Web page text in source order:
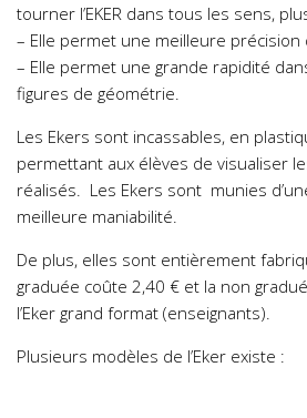
tourner l’EKER dans tous les sens,
– Elle permet une meilleure précision
– Elle permet une grande rapidité
figures de géométrie.
Les Ekers sont incassables, en
permettant aux élèves de visualiser
réalisés. Les Ekers sont munies
meilleure maniabilité.
De plus, elles sont entièrement
graduée coûte 2,40 € et la non
l’Eker grand format (enseignants).
Plusieurs modèles de l’Eker existe :